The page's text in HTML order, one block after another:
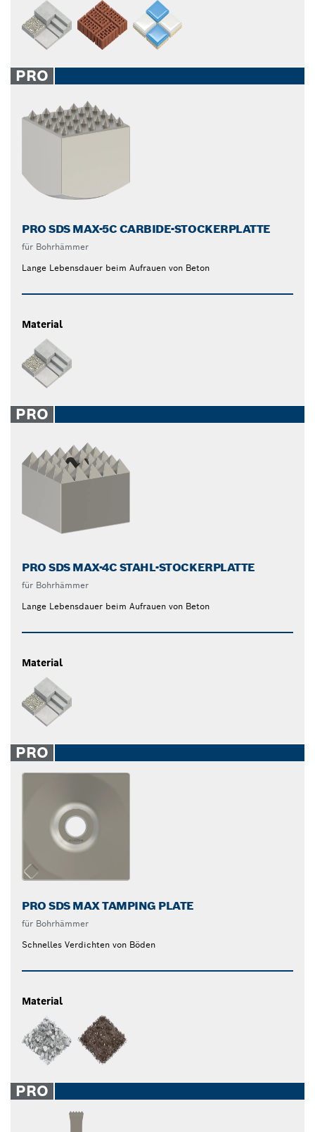
PRO
PRO SDS MAX-5C CARBIDE-STOCKERPLATTE
für Bohrhämmer
Lange Lebensdauer beim Aufrauen von Beton
Material
PRO
PRO SDS MAX-4C STAHL-STOCKERPLATTE
für Bohrhämmer
Lange Lebensdauer beim Aufrauen von Beton
Material
PRO
PRO SDS MAX TAMPING PLATE
für Bohrhämmer
Schnelles Verdichten von Böden
Material
PRO